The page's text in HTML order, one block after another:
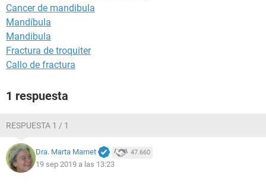
Cancer de mandibula
Mandíbula
Mandibula
Fractura de troquiter
Callo de fractura
1 respuesta
RESPUESTA 1 / 1
Dra. Marta Marnet 47.660
19 sep 2019 a las 13:23